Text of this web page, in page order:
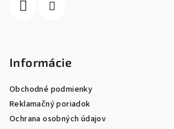
Informácie
Obchodné podmienky
Reklamačný poriadok
Ochrana osobných údajov